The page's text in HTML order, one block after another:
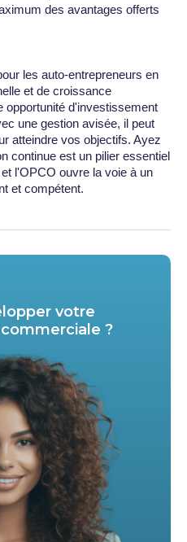
des avantages offerts
les auto-entrepreneurs en
et de croissance
opportunité d'investissement
une gestion avisée, il peut
atteindre vos objectifs. Ayez
continue est un pilier essentiel
l'OPCO ouvre la voie à un
et compétent.
votre
?